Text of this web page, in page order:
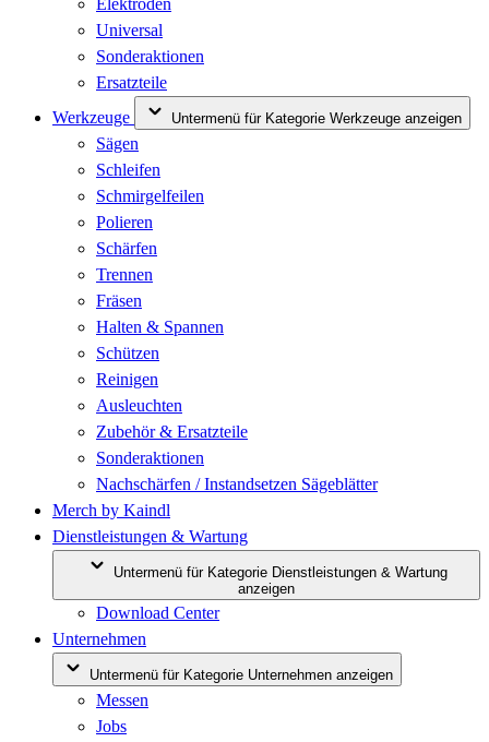
Elektroden
Universal
Sonderaktionen
Ersatzteile
Werkzeuge
Untermenü für Kategorie Werkzeuge anzeigen
Sägen
Schleifen
Schmirgelfeilen
Polieren
Schärfen
Trennen
Fräsen
Halten & Spannen
Schützen
Reinigen
Ausleuchten
Zubehör & Ersatzteile
Sonderaktionen
Nachschärfen / Instandsetzen Sägeblätter
Merch by Kaindl
Dienstleistungen & Wartung
Untermenü für Kategorie Dienstleistungen & Wartung
anzeigen
Download Center
Unternehmen
Untermenü für Kategorie Unternehmen anzeigen
Messen
Jobs